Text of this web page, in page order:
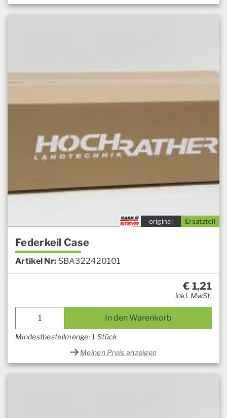
Ersatzteil
original
Federkeil Case
Artikel Nr: SBA322420101
€ 1,21
inkl. MwSt.
In den Warenkorb
Mindestbestellmenge: 1 Stück
Meinen Preis anzeigen